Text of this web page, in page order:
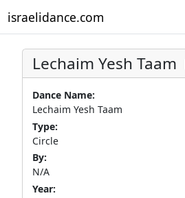
israelidance.com
Lechaim Yesh Taam
Dance Name:
Lechaim Yesh Taam
Type:
Circle
By:
N/A
Year: